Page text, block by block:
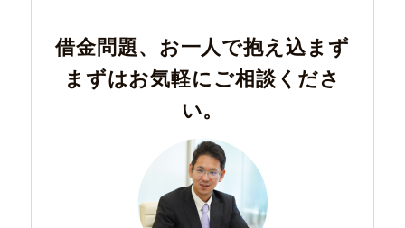
借金問題、お一人で抱え込まず
まずはお気軽にご相談くださ
い。